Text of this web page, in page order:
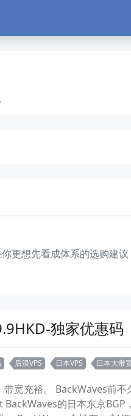
更想先看成体系的选购建
独家优惠码
后浪VPS 日本VPS 日本大带
宽充裕。 BackWaves前
的日本东京BGP